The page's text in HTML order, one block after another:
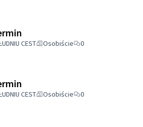
CEST Osobiście 0
CEST Osobiście 0